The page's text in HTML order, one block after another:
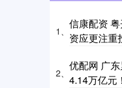
1、
信康配资
资应更注重
2、
优配网 广
4.14万亿元！